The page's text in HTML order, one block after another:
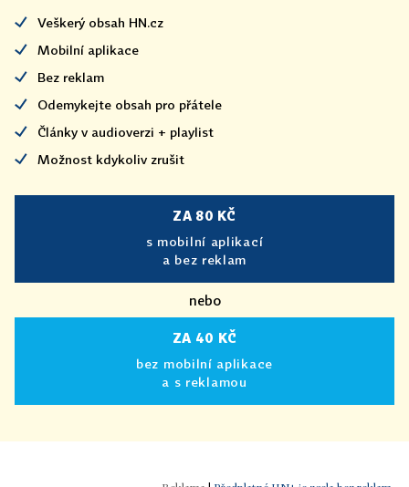
Veškerý obsah HN.cz
Mobilní aplikace
Bez reklam
Odemykejte obsah pro přátele
Články v audioverzi + playlist
Možnost kdykoliv zrušit
ZA 80 KČ
s mobilní aplikací
a bez reklam
nebo
ZA 40 KČ
bez mobilní aplikace
a s reklamou